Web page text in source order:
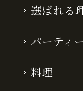
選ばれる
パーティ
料理